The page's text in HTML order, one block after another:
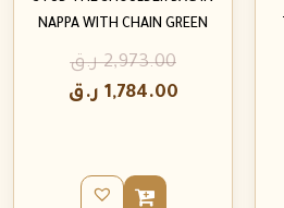
NAPPA WITH CHAIN GREEN
2,973.00 ر.ق
1,784.00 ر.ق